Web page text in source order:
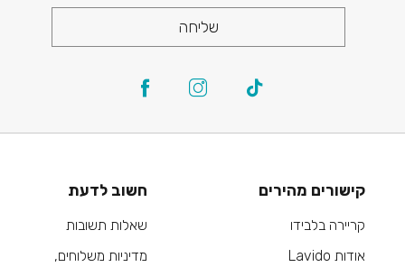
שליחה
קישורים מהירים
קריירה בלבידו
אודות Lavido
חשוב לדעת
שאלות תשובות
מדיניות משלוחים,